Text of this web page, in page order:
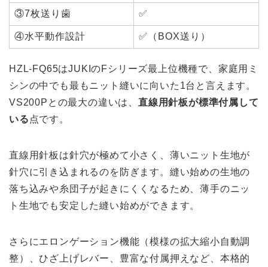
③7枚送り歯 ✅
④水平動作設計 ✅（BOX送り）
HZL-FQ65はJUKIのFシリーズ最上位機種で、家庭用ミ
シンの中でも最もニット縫いに向いた1台と言えます。
VS200Pとの最大の違いは、 直線用針板が標準付属して
いる 点です。
直線用針板は針穴が極めて小さく、薄いニット生地が
針穴に引き込まれるのを防ぎます。縫い始めの生地の
落ち込みや糸団子が起きにくくなるため、薄手のニッ
ト生地でも安定した縫い始めができます。
さらにエロンゲーション機能（模様の拡大縮小自動調
整）、ひざ上げレバー、豊富な付属押えなど、本格的